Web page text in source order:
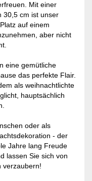
Mit einer
30,5 cm ist unser
auf einem
aber nicht
eine gemütliche
das perfekte Flair.
als weihnachtlichte
hauptsächlich
oder als
- der
Jahre lang Freude
lassen Sie sich von
verzaubern!